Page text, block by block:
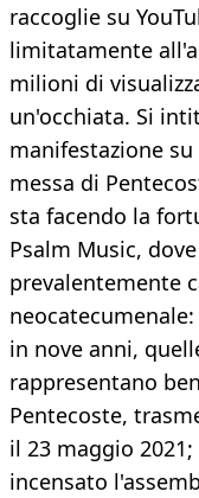
raccoglie su
limitatamente
milioni di
un'occhiata. Si
manifestazione su
messa di
sta facendo la
Psalm Music,
prevalentemente
in nove anni,
rappresentano
Pentecoste,
il 23 maggio
incensato